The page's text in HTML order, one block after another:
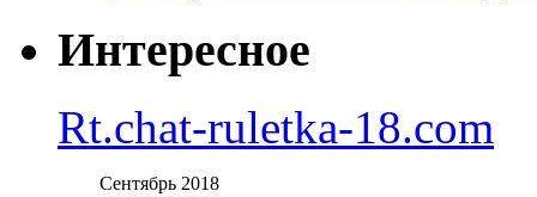
Интересное
Rt.chat-ruletka-18.com
Сентябрь 2018